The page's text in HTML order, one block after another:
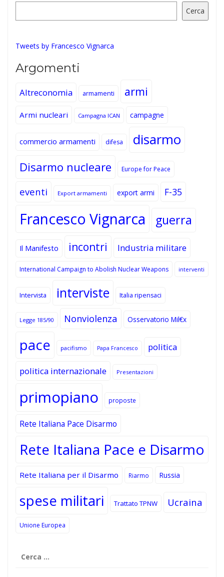
Cerca
Tweets by Francesco Vignarca
Argomenti
Altreconomia armamenti armi
Armi nucleari Campagna ICAN campagne
commercio armamenti difesa disarmo
Disarmo nucleare Europe for Peace
eventi Export armamenti export armi F-35
Francesco Vignarca guerra
Il Manifesto incontri Industria militare
International Campaign to Abolish Nuclear Weapons interventi
Intervista interviste Italia ripensaci
Legge 185/90 Nonviolenza Osservatorio Mil€x
pace pacifismo Papa Francesco politica
politica internazionale Presentazioni
primopiano proposte
Rete Italiana Pace Disarmo
Rete Italiana Pace e Disarmo
Rete Italiana per il Disarmo Riarmo Russia
spese militari Trattato TPNW Ucraina
Unione Europea
per: